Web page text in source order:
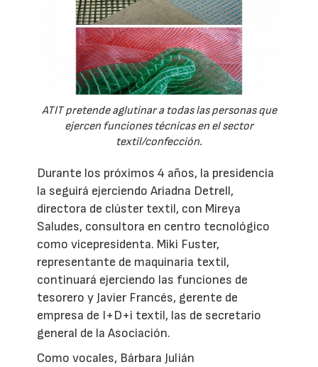
ATIT pretende aglutinar a todas las personas que
ejercen funciones técnicas en el sector
textil/confección.
Durante los próximos 4 años, la presidencia
la seguirá ejerciendo Ariadna Detrell,
directora de clúster textil, con Mireya
Saludes, consultora en centro tecnológico
como vicepresidenta. Miki Fuster,
representante de maquinaria textil,
continuará ejerciendo las funciones de
tesorero y Javier Francés, gerente de
empresa de I+D+i textil, las de secretario
general de la Asociación.
Como vocales, Bárbara Julián